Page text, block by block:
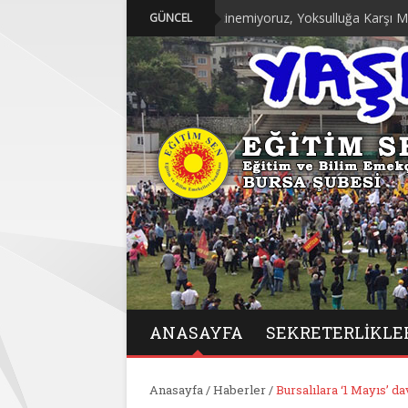
GÜNCEL
“Geçinemiyoruz, Yoksulluğa Karşı
ANASAYFA
Anasayfa/Haberler/Bursalılara ‘1 Mayıs’